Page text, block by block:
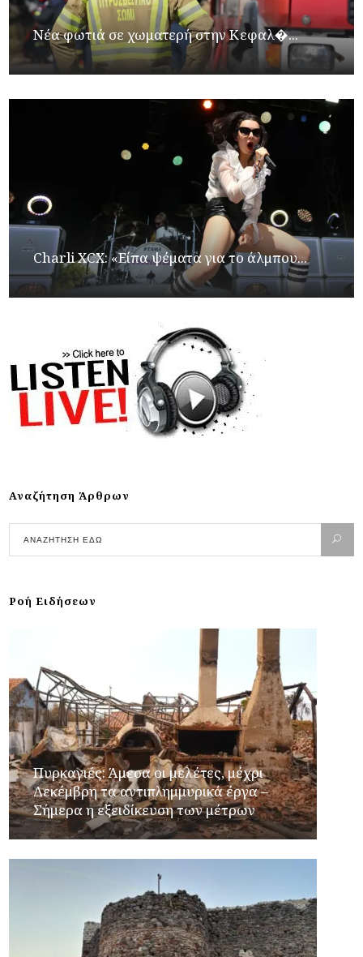
Νέα φωτιά σε χωματερή στην Κεφαλ�...
Charli XCX: «Είπα ψέματα για το άλμπου...
Αναζήτηση Άρθρων
Ροή Ειδήσεων
Πυρκαγιές: Άμεσα οι μελέτες, μέχρι
Δεκέμβρη τα αντιπλημμυρικά έργα –
Σήμερα η εξειδίκευση των μέτρων